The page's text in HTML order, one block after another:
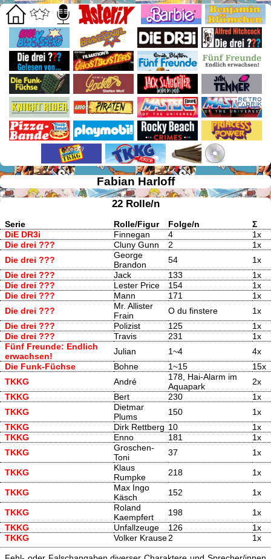
Fabian Harloff
22 Rolle/n
Serie Rolle/Figur Folge/n
Σ
DiE DR3i
Finnegan 4
1x
Die drei ???
Cluny Gunn 2
1x
Die drei ???
George
Brandon
54
1x
Die drei ???
Jack 133
1x
Die drei ???
Lester Price 154
1x
Die drei ???
Mann 171
1x
Die drei ???
Mr. Allister
Frain
O du finstere
1x
Die drei ???
Polizist 125
1x
Die drei ???
Travis 231
1x
Fünf Freunde: Endlich
erwachsen!
Julian 1~4
4x
Die Funk-Füchse
Bohne 1~15
15x
TKKG
André
178, Hai-Alarm im
Aquapark
2x
TKKG
Bert 230
1x
TKKG
Dietmar
Plums
150
1x
TKKG
Dirk Rettberg 10
1x
TKKG
Enno 181
1x
TKKG
Groschen-
Toni
37 1x
TKKG
Klaus
Rumpke
218 1x
TKKG
Max Ingo
Käsch
152 1x
TKKG
Roland
Kaempfert
198
1x
TKKG
Unfallzeuge 126
1x
TKKG
Volker Krause2 1x